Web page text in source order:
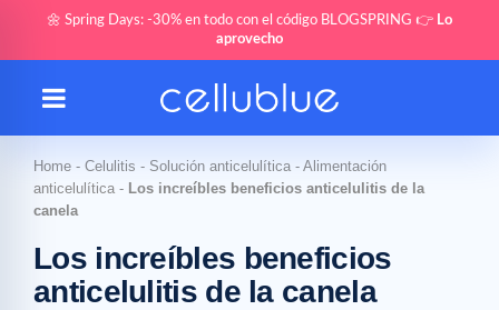
🌼 Spring Days: -30% en todo con el código BLOGSPRING 👉 Lo
aprovecho
Home - Celulitis - Solución anticelulítica - Alimentación
anticelulítica - Los increíbles beneficios anticelulitis de la
canela
Los increíbles beneficios
anticelulitis de la canela